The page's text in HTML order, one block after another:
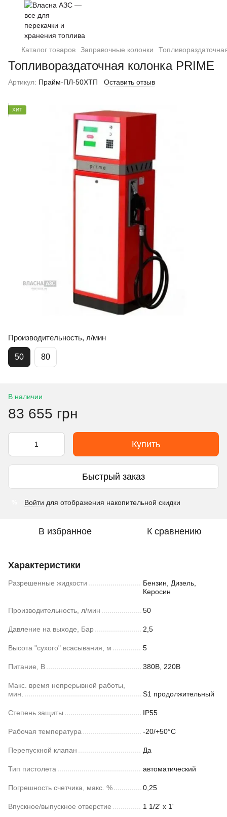
Каталог товаров Заправочные колонки
Топливораздаточная колонка PRIME
Артикул: Прайм-ПЛ-50ХТП Оставить отзыв
ХИТ
Производительность, л/мин
50 80
В наличии
83 655 грн
Купить
Быстрый заказ
Войти для отображения накопительной скидки
В избранное К сравнению
Характеристики
Разрешенные жидкости
Бензин, Дизель,
Керосин
Производительность, л/мин 50
Давление на выходе, Бар 2,5
Высота "сухого" всасывания, м 5
Питание, В 380В, 220В
Макс. время непрерывной работы,
мин.
S1 продолжительный
Степень защиты IP55
Рабочая температура -20/+50°С
Перепускной клапан Да
Тип пистолета автоматический
Погрешность счетчика, макс. % 0,25
Впускное/выпускное отверстие 1 1/2' x 1'